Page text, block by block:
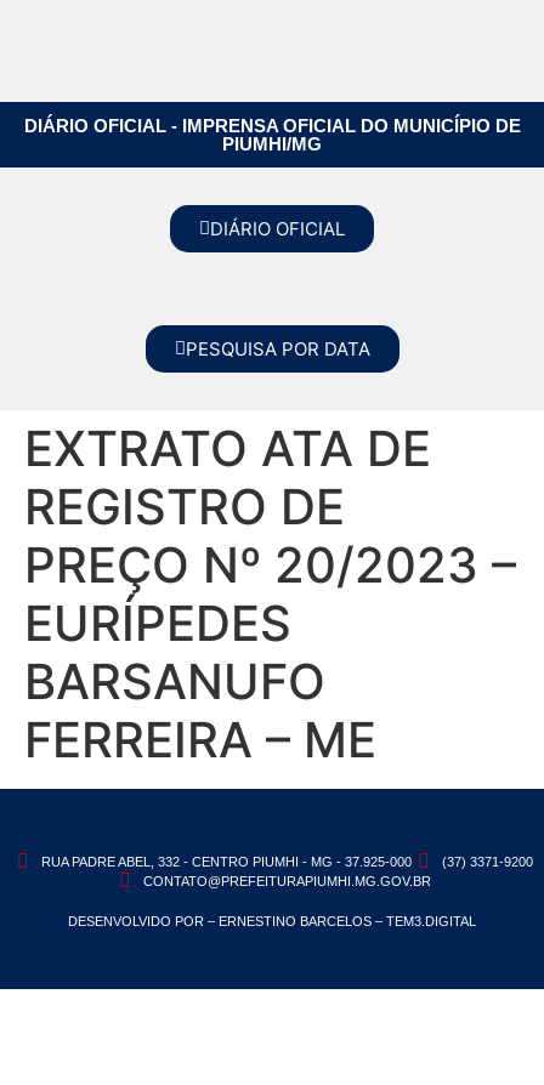
DIÁRIO OFICIAL - IMPRENSA OFICIAL DO MUNICÍPIO DE
PIUMHI/MG
DIÁRIO OFICIAL
PESQUISA POR DATA
EXTRATO ATA DE
REGISTRO DE
PREÇO Nº 20/2023 –
EURÍPEDES
BARSANUFO
FERREIRA – ME
RUA PADRE ABEL, 332 - CENTRO PIUMHI - MG - 37.925-000
(37) 3371-9200
CONTATO@PREFEITURAPIUMHI.MG.GOV.BR
DESENVOLVIDO POR – ERNESTINO BARCELOS – TEM3.DIGITAL